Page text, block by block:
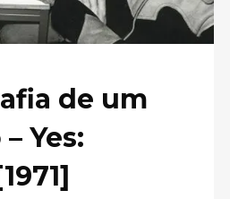
de um
Yes: